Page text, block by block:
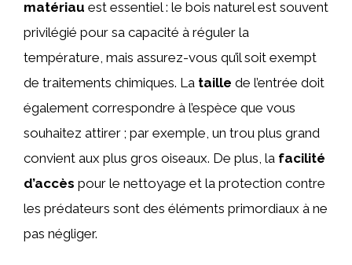
matériau est essentiel : le bois naturel est souvent
privilégié pour sa capacité à réguler la
température, mais assurez-vous qu’il soit exempt
de traitements chimiques. La taille de l’entrée doit
également correspondre à l’espèce que vous
souhaitez attirer ; par exemple, un trou plus grand
convient aux plus gros oiseaux. De plus, la facilité
d’accès pour le nettoyage et la protection contre
les prédateurs sont des éléments primordiaux à ne
pas négliger.